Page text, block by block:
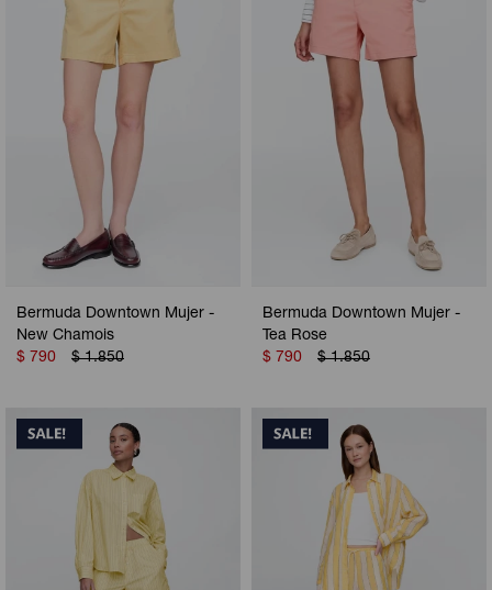
Bermuda Downtown Mujer -
New Chamois
$ 790 $ 1.850
Bermuda Downtown Mujer -
Tea Rose
$ 790 $ 1.850
Camperas
Musculosas
Shorts
Vestidos y polleras
Pijamas
Calzas
Camperas
Chalecos
Shorts
Ropa interior
Polos
Camperas
Chalecos
Ropa interior
Pijamas
Camperas
Pijamas
Sets
Sets